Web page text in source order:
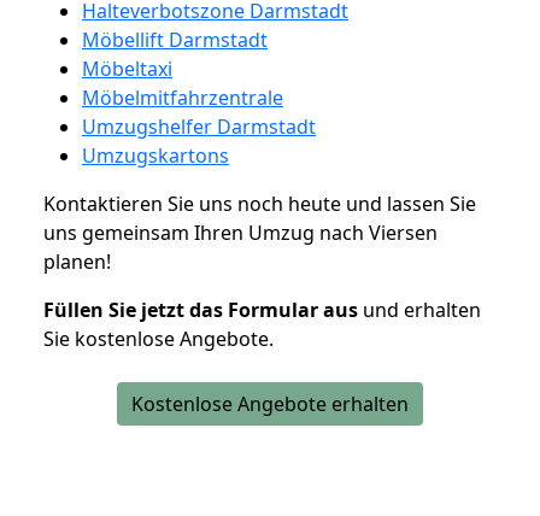
Halteverbotszone Darmstadt
Möbellift Darmstadt
Möbeltaxi
Möbelmitfahrzentrale
Umzugshelfer Darmstadt
Umzugskartons
Kontaktieren Sie uns noch heute und lassen Sie
uns gemeinsam Ihren Umzug nach Viersen
planen!
Füllen Sie jetzt das Formular aus und erhalten
Sie kostenlose Angebote.
Kostenlose Angebote erhalten